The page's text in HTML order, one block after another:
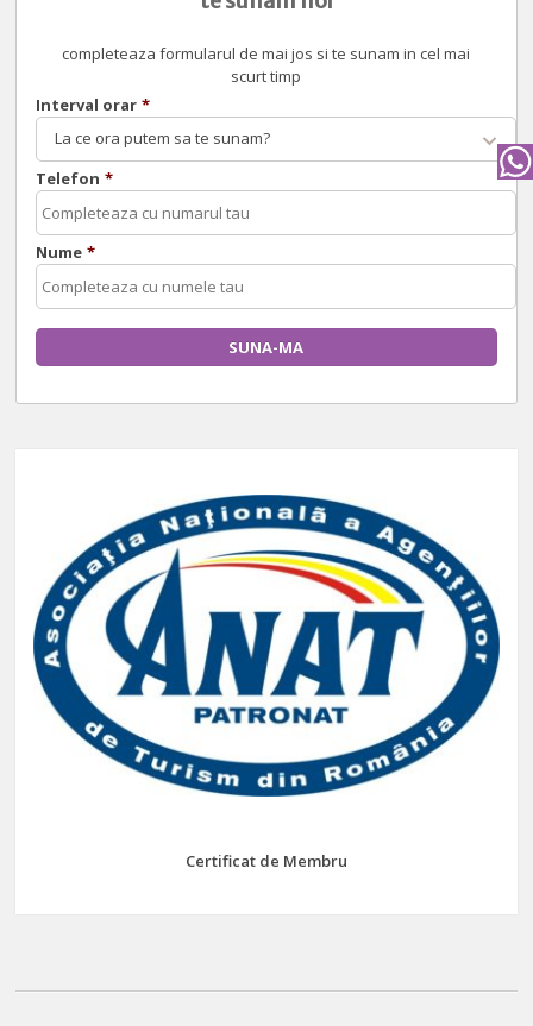
completeaza formularul de mai jos si te sunam in cel mai
scurt timp
Interval orar *
La ce ora putem sa te sunam?
Telefon *
Nume *
Certificat de Membru